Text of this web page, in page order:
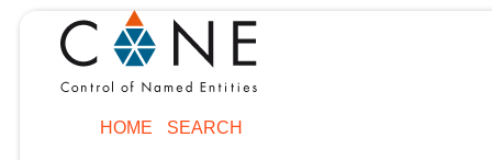
HOME SEARCH